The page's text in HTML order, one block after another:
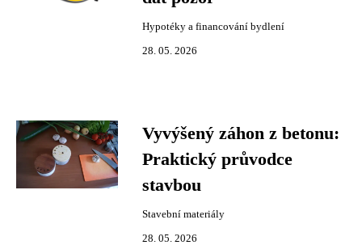
Hypotéky a financování bydlení
28. 05. 2026
Vyvýšený záhon z betonu:
Praktický průvodce
stavbou
Stavební materiály
28. 05. 2026